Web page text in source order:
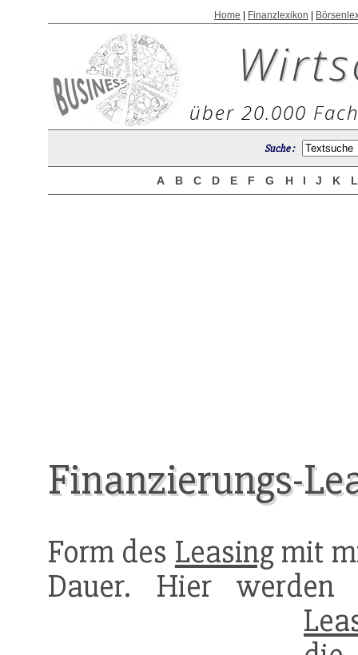
Home Finanzlexikon
über 20.000
Suche :
A B C D E F G H I J K
Finanzierungs-
Form des Leasingmit
Dauer. Hier werden